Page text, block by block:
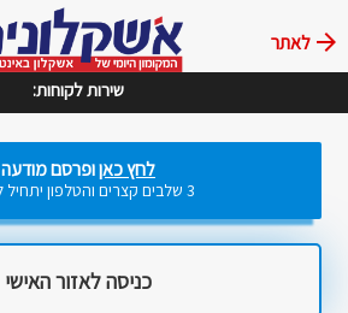
לאתר
שירות לקוחות:
לחץ כאןופרסם מודעה
3 שלבים קצרים והטלפון יתחיל לצלצל
כניסה לאזור האישי